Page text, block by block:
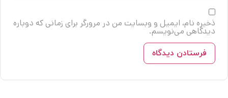
ذخیره نام، ایمیل و وبسایت من در مرورگر برای زمانی که دوباره
دیدگاهی می‌نویسم.